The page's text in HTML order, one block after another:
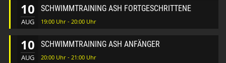
10
AUG
SCHWIMMTRAINING ASH FORTGESCHRITTENE
19:00 Uhr - 20:00 Uhr
10
AUG
SCHWIMMTRAINING ASH ANFÄNGER
20:00 Uhr - 21:00 Uhr